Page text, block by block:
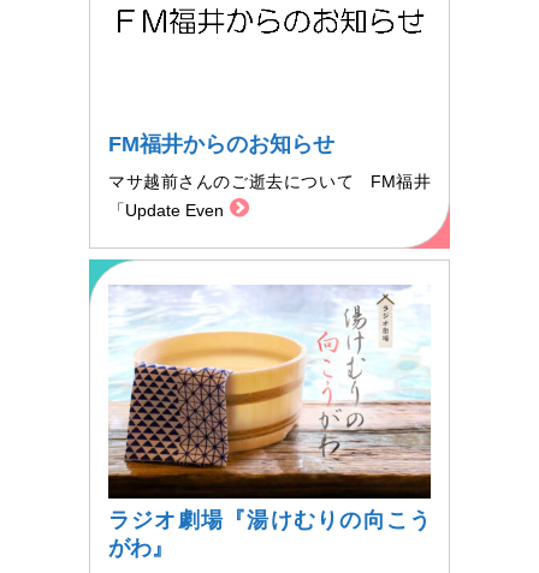
FM福井からのお知らせ
マサ越前さんのご逝去について FM福井
「Update Even
ラジオ劇場『湯けむりの向こう
がわ』